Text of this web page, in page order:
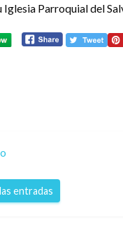
Iglesia Parroquial del
entradas